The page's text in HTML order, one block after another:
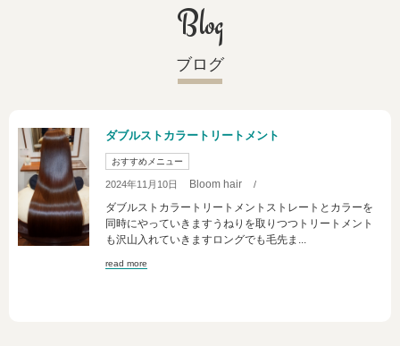
Blog
ブログ
ダブルストカラートリートメント
おすすめメニュー
2024年11月10日 Bloom hair /
ダブルストカラートリートメントストレートとカラーを
同時にやっていきますうねりを取りつつトリートメント
も沢山入れていきますロングでも毛先ま...
read more